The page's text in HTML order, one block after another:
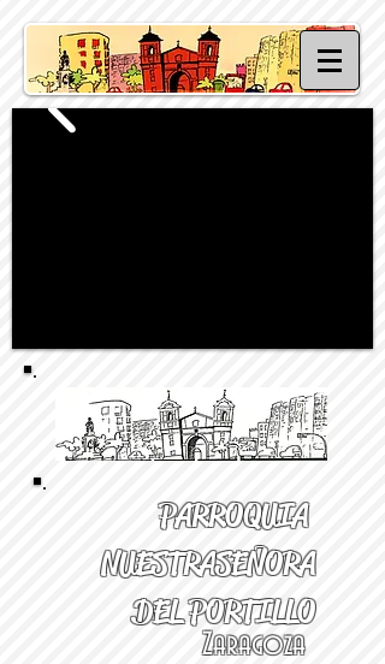
PARROQUIA
NUESTRASEÑORA
DEL PORTILLO
Zaragoza